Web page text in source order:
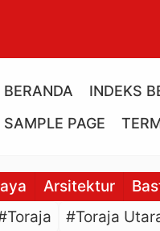
BERANDA INDEKS
SAMPLE PAGE
Arsitektur
#Toraja